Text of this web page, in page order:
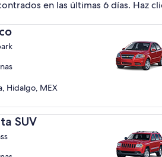
en las últimas 6 días. Haz
Hidalgo, MEX
Spark
SUV
Jeep Compass